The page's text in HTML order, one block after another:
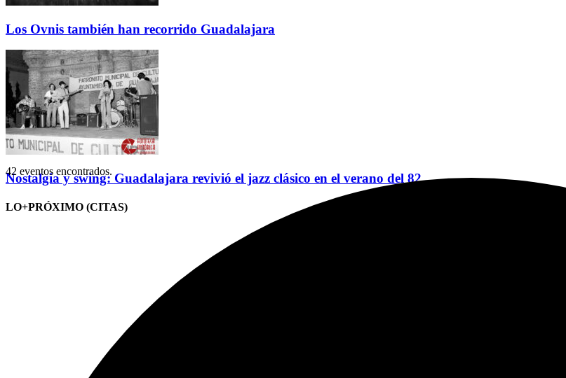
Los Ovnis también han recorrido Guadalajara
Nostalgia y swing: Guadalajara revivió el jazz clásico en el verano del 82
LO+PRÓXIMO (CITAS)
42 eventos encontrados.